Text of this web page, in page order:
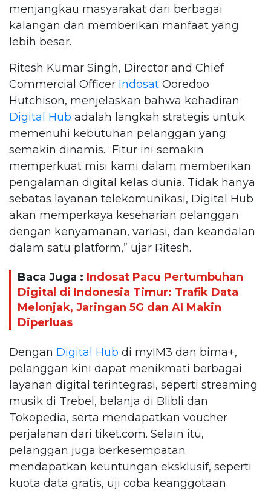
menjangkau masyarakat dari berbagai
kalangan dan memberikan manfaat yang
lebih besar.
Ritesh Kumar Singh, Director and Chief
Commercial Officer Indosat Ooredoo
Hutchison, menjelaskan bahwa kehadiran
Digital Hub adalah langkah strategis untuk
memenuhi kebutuhan pelanggan yang
semakin dinamis. “Fitur ini semakin
memperkuat misi kami dalam memberikan
pengalaman digital kelas dunia. Tidak hanya
sebatas layanan telekomunikasi, Digital Hub
akan memperkaya keseharian pelanggan
dengan kenyamanan, variasi, dan keandalan
dalam satu platform,” ujar Ritesh.
Baca Juga : Indosat Pacu Pertumbuhan
Digital di Indonesia Timur: Trafik Data
Melonjak, Jaringan 5G dan AI Makin
Diperluas
Dengan Digital Hub di myIM3 dan bima+,
pelanggan kini dapat menikmati berbagai
layanan digital terintegrasi, seperti streaming
musik di Trebel, belanja di Blibli dan
Tokopedia, serta mendapatkan voucher
perjalanan dari tiket.com. Selain itu,
pelanggan juga berkesempatan
mendapatkan keuntungan eksklusif, seperti
kuota data gratis, uji coba keanggotaan